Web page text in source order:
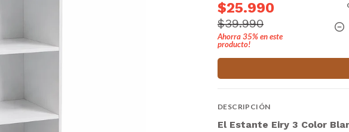
$25.990
$39.990
Ahorra35%en este
producto!
DESCRIPCIÓN
El Estante Eiry 3 Color